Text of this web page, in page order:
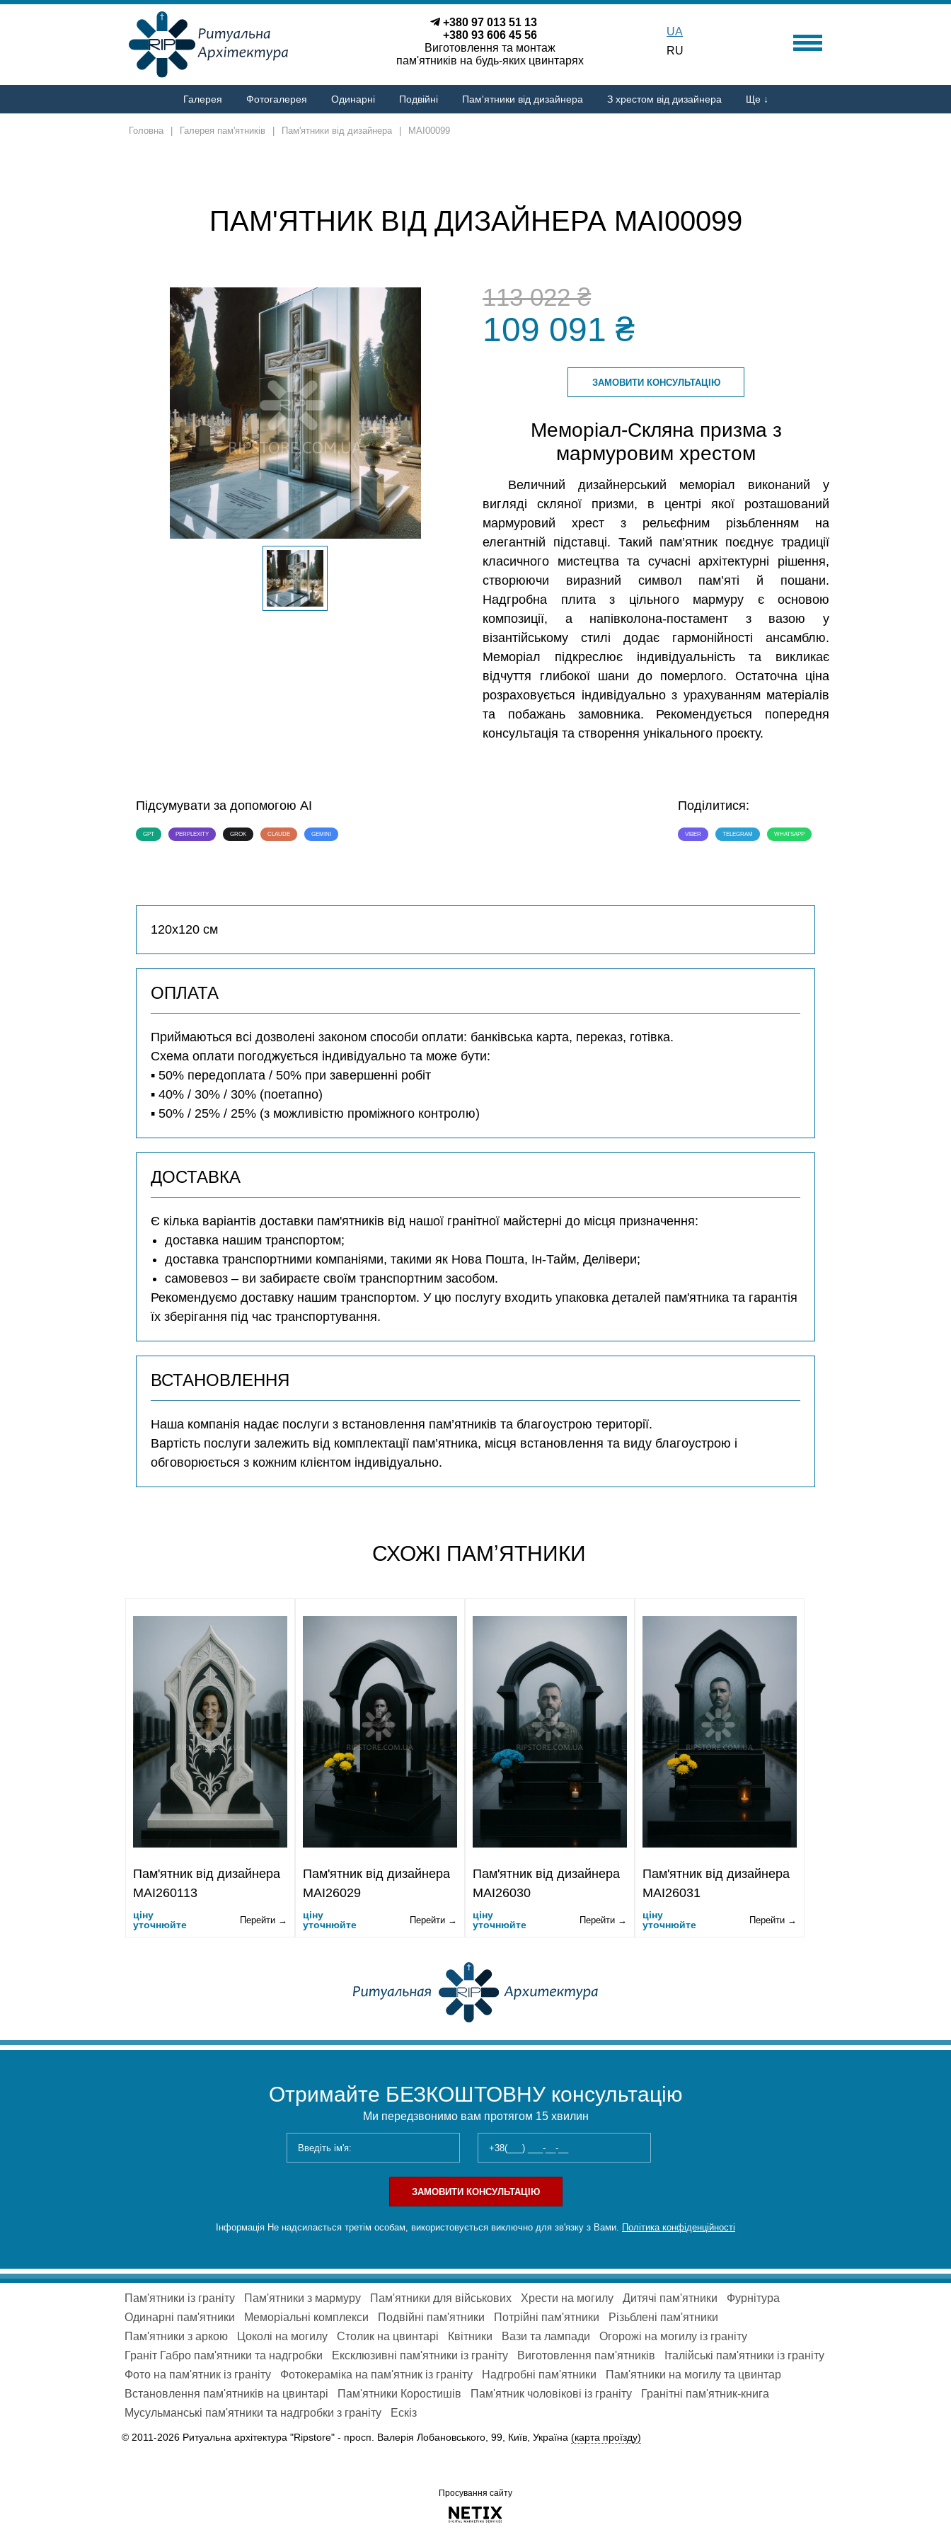
+380 97 013 51 13
+380 93 606 45 56
Виготовлення та монтаж
пам'ятників на будь-яких цвинтарях
UA
RU
Галерея Фотогалерея Одинарні Подвійні Пам'ятники від дизайнера З хрестом від дизайнера Ще ↓
Головна Галерея пам'ятників Пам'ятники від дизайнера MAI00099
ПАМ'ЯТНИК ВІД ДИЗАЙНЕРА MAI00099
113 022 ₴
109 091 ₴
ЗАМОВИТИ КОНСУЛЬТАЦІЮ
Меморіал-Скляна призма з
мармуровим хрестом
Величний дизайнерський меморіал виконаний у
вигляді скляної призми, в центрі якої розташований
мармуровий хрест з рельєфним різьбленням на
елегантній підставці. Такий пам’ятник поєднує традиції
класичного мистецтва та сучасні архітектурні рішення,
створюючи виразний символ пам’яті й пошани.
Надгробна плита з цільного мармуру є основою
композиції, а напівколона-постамент з вазою у
візантійському стилі додає гармонійності ансамблю.
Меморіал підкреслює індивідуальність та викликає
відчуття глибокої шани до померлого. Остаточна ціна
розраховується індивідуально з урахуванням матеріалів
та побажань замовника. Рекомендується попередня
консультація та створення унікального проєкту.
Підсумувати за допомогою AI
GPT PERPLEXITY GROK CLAUDE GEMINI
Поділитися:
VIBER TELEGRAM WHATSAPP
120х120 см
ОПЛАТА
Приймаються всі дозволені законом способи оплати: банківська карта, переказ, готівка.
Схема оплати погоджується індивідуально та може бути:
▪️ 50% передоплата / 50% при завершенні робіт
▪️ 40% / 30% / 30% (поетапно)
▪️ 50% / 25% / 25% (з можливістю проміжного контролю)
ДОСТАВКА
Є кілька варіантів доставки пам'ятників від нашої гранітної майстерні до місця призначення:
доставка нашим транспортом;
доставка транспортними компаніями, такими як Нова Пошта, Ін-Тайм, Делівери;
самовевоз – ви забираєте своїм транспортним засобом.
Рекомендуємо доставку нашим транспортом. У цю послугу входить упаковка деталей пам'ятника та гарантія
їх зберігання під час транспортування.
ВСТАНОВЛЕННЯ
Наша компанія надає послуги з встановлення пам’ятників та благоустрою території.
Вартість послуги залежить від комплектації пам’ятника, місця встановлення та виду благоустрою і
обговорюється з кожним клієнтом індивідуально.
СХОЖІ ПАМʼЯТНИКИ
Пам'ятник від дизайнера
MAI260113
ціну
уточнюйте
Перейти →
Пам'ятник від дизайнера
MAI26029
ціну
уточнюйте
Перейти →
Пам'ятник від дизайнера
MAI26030
ціну
уточнюйте
Перейти →
Пам'ятник від дизайнера
MAI26031
ціну
уточнюйте
Перейти →
Отримайте БЕЗКОШТОВНУ консультацію
Ми передзвонимо вам протягом 15 хвилин
ЗАМОВИТИ КОНСУЛЬТАЦІЮ
Інформація Не надсилається третім особам, використовується виключно для зв'язку з Вами. Політика конфіденційності
Пам'ятники із граніту Пам'ятники з мармуру Пам'ятники для військових Хрести на могилу Дитячі пам'ятники
Фурнітура
Одинарні пам'ятники
Меморіальні комплекси Подвійні пам'ятники Потрійні пам'ятники
Різьблені пам'ятники
Пам'ятники з аркою
Цоколі на могилу Столик на цвинтарі Квітники Вази та лампади
Огорожі на могилу із граніту
Граніт Габро пам'ятники та надгробки
Ексклюзивні пам'ятники із граніту Виготовлення пам'ятників
Італійські пам'ятники із граніту
Фото на пам'ятник із граніту
Фотокераміка на пам'ятник із граніту Надгробні пам'ятники
Пам'ятники на могилу та цвинтар
Встановлення пам'ятників на цвинтарі
Пам'ятники Коростишів Пам'ятник чоловікові із граніту
Гранітні пам'ятник-книга
Мусульманські пам'ятники та надгробки з граніту
Ескіз
© 2011-2026 Ритуальна архітектура "Ripstore" - просп. Валерія Лобановського, 99, Київ, Україна (карта проїзду)
Просування сайту